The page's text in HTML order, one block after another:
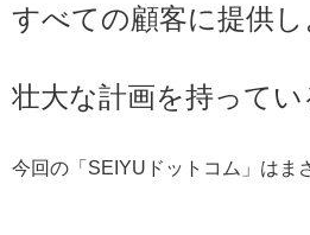
すべての顧客に提供し
壮大な計画を持ってい
今回の「SEIYUドットコム」はま